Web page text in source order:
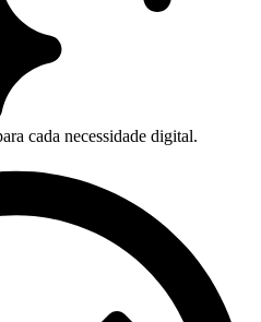
cada necessidade digital.